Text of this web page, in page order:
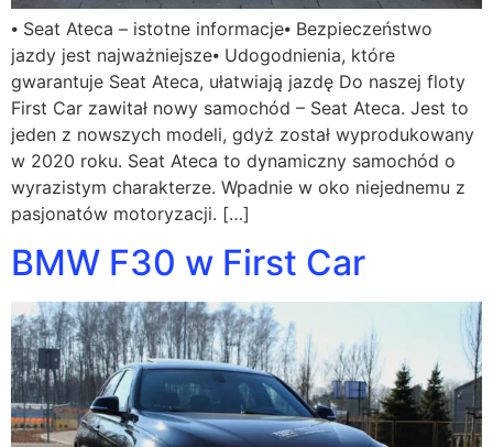
⦁ Seat Ateca – istotne informacje⦁ Bezpieczeństwo
jazdy jest najważniejsze⦁ Udogodnienia, które
gwarantuje Seat Ateca, ułatwiają jazdę Do naszej floty
First Car zawitał nowy samochód – Seat Ateca. Jest to
jeden z nowszych modeli, gdyż został wyprodukowany
w 2020 roku. Seat Ateca to dynamiczny samochód o
wyrazistym charakterze. Wpadnie w oko niejednemu z
pasjonatów motoryzacji. […]
BMW F30 w First Car